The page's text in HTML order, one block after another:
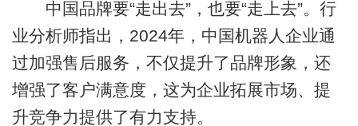
中国品牌要“走出去”，也要“走上去”。行
业分析师指出，2024年，中国机器人企业通
过加强售后服务，不仅提升了品牌形象，还
增强了客户满意度，这为企业拓展市场、提
升竞争力提供了有力支持。